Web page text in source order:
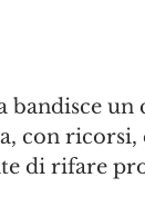
bandisce
con
di rifare